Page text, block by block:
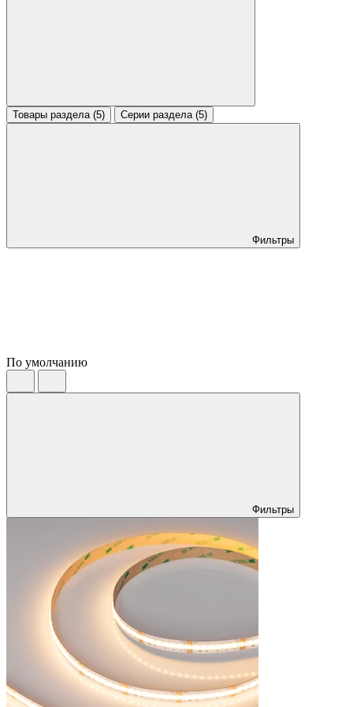
Товары раздела (5) Серии раздела (5)
Фильтры
По умолчанию
Фильтры